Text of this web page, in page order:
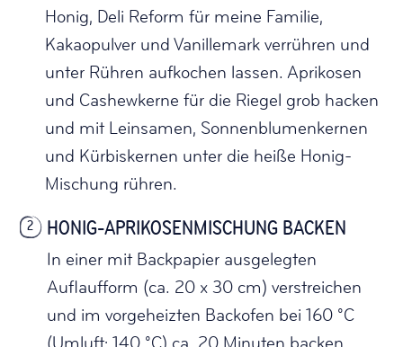
Honig, Deli Reform für meine Familie,
Kakaopulver und Vanillemark verrühren und
unter Rühren aufkochen lassen. Aprikosen
und Cashewkerne für die Riegel grob hacken
und mit Leinsamen, Sonnenblumenkernen
und Kürbiskernen unter die heiße Honig-
Mischung rühren.
2 HONIG-APRIKOSENMISCHUNG BACKEN
In einer mit Backpapier ausgelegten
Auflaufform (ca. 20 x 30 cm) verstreichen
und im vorgeheizten Backofen bei 160 °C